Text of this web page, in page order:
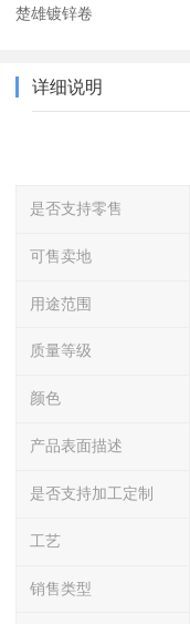
楚雄镀锌卷
详细说明
是否支持零售
可售卖地
用途范围
质量等级
颜色
产品表面描述
是否支持加工定制
工艺
销售类型